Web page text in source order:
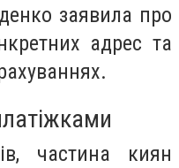
заявила про
адрес та
частина киян